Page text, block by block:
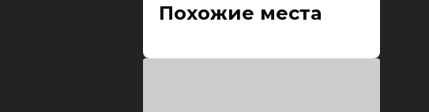
Похожие места